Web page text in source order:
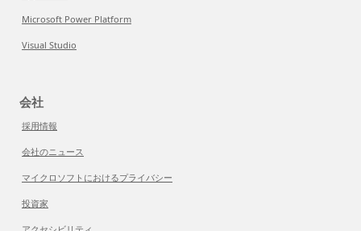
Microsoft Power Platform
Visual Studio
会社
採用情報
会社のニュース
マイクロソフトにおけるプライバシー
投資家